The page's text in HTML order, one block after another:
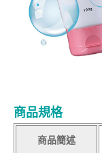
商品規格
商品簡述